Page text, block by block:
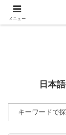
日本
Search
for:
メニュー